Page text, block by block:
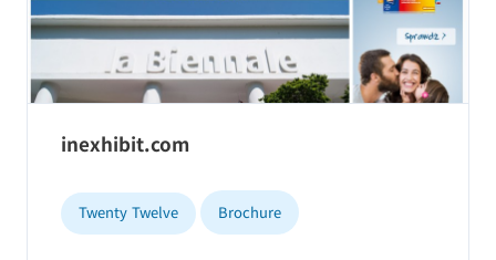
inexhibit.com
Twenty Twelve Brochure